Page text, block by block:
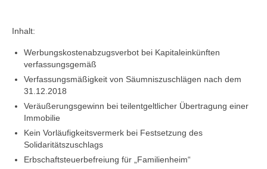
Inhalt:
Werbungskostenabzugsverbot bei Kapitaleinkünften
verfassungsgemäß
Verfassungsmäßigkeit von Säumniszuschlägen nach dem
31.12.2018
Veräußerungsgewinn bei teilentgeltlicher Übertragung einer
Immobilie
Kein Vorläufigkeitsvermerk bei Festsetzung des
Solidaritätszuschlags
Erbschaftsteuerbefreiung für „Familienheim“